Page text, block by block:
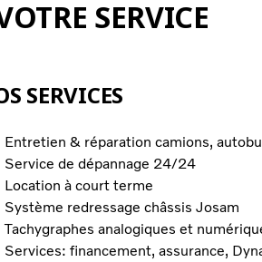
SERVICE
SERVICES
Entretien & réparation camions,
Service de dépannage 24/24
Location à court terme
Système redressage châssis Josam
Tachygraphes analogiques et
Services: financement, assurance,